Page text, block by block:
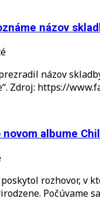
Hot
Chili
Peppers
novému
albumu
názov
na
album
Red
Peppers:
Poznáme
z
albumu!
názov
Zdroj: https://
albume
na
rozhovor:
Bubeník
rozhovor, v
Počúvame